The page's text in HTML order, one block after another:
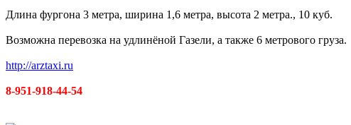
Длина фургона 3 метра, ширина 1,6 метра, высота 2 метра., 10 куб.
Возможна перевозка на удлинёной Газели, а также 6 метрового груза.
http://arztaxi.ru
8-951-918-44-54